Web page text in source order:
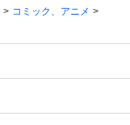
コミック、アニメ